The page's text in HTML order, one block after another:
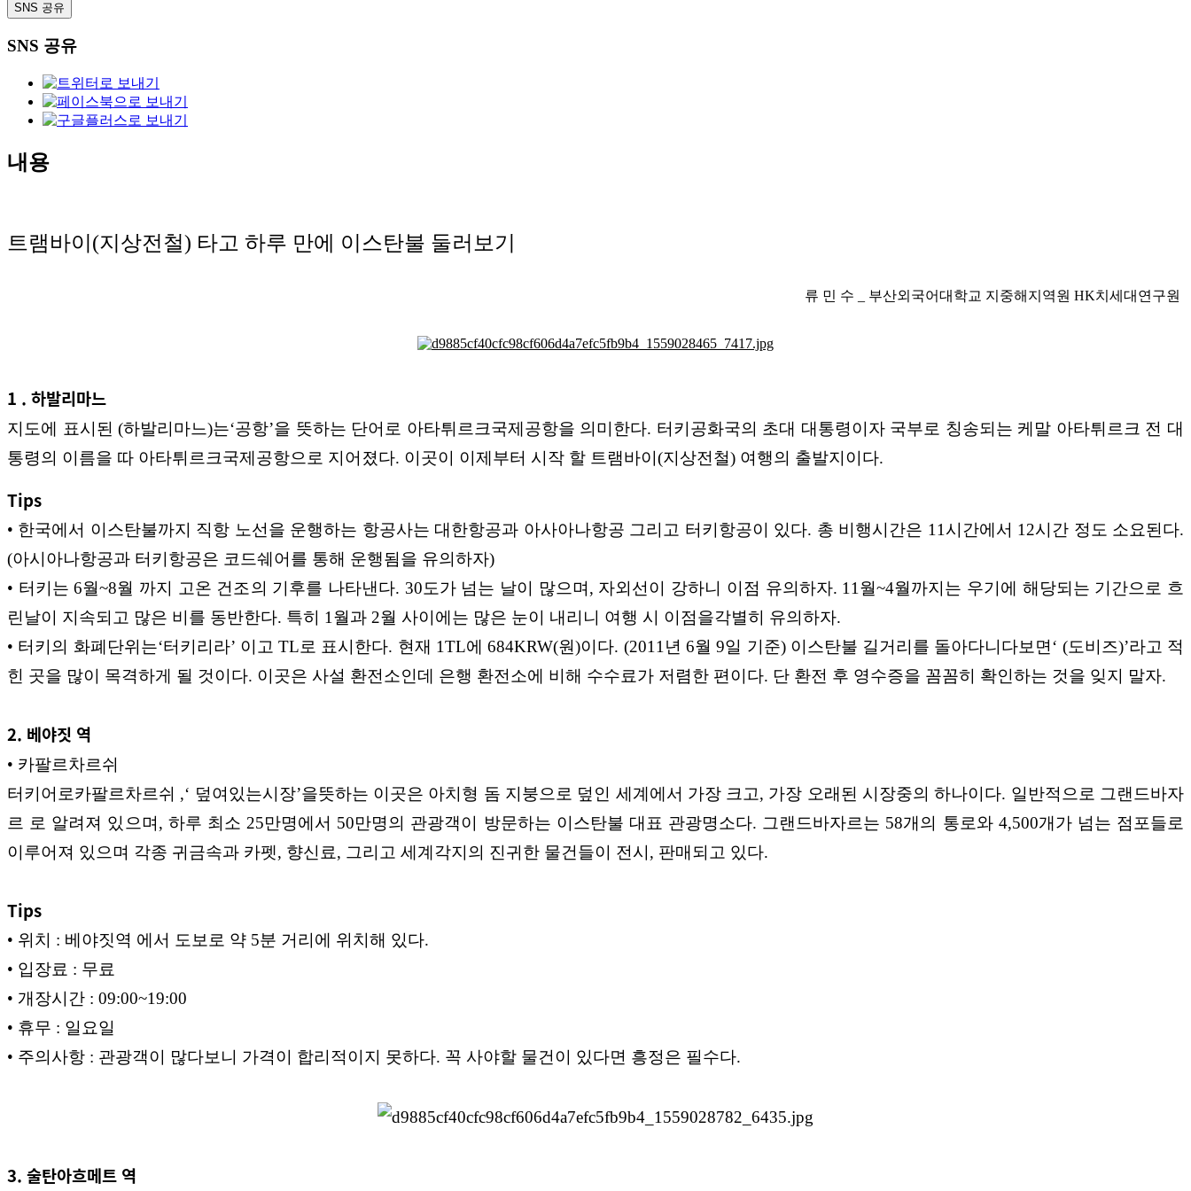
SNS 공유
SNS 공유
내용
트램바이(지상전철) 타고 하루 만에 이스탄불 둘러보기
류 민 수 _ 부산외국어대학교 지중해지역원 HK치세대연구원
1 . 하발리마느
지도에 표시된 (하발리마느)는‘공항’을 뜻하는 단어로 아타튀르크국제공항을 의미한다. 터키공화국의 초대 대통령이자 국부로 칭송되 는 케말 아타튀르크 전 대
통령의 이름을 따 아타튀르크국제 공항으로 지어졌다. 이곳이 이제부터 시작 할 트램바이(지상전철) 여행의 출발지이다.
Tips
• 한국에서 이스탄불까지 직항 노선을 운행하는 항공사는 대한항공과 아사아나항공 그리고 터키항공이 있다. 총 비행시간은 11시간에서 12시간 정도 소요된다.
(아시아나항공과 터키항공은 코드쉐 어를 통해 운행됨을 유의하자)
• 터키는 6월~8월 까지 고온 건조의 기후를 나타낸다. 30도가 넘는 날이 많으며, 자외선이 강하니 이점 유의하자. 11월~4월까지 는 우기에 해당되는 기간으로 흐
린날이 지속되고 많은 비를 동반한다. 특히 1월과 2월 사이에는 많은 눈이 내리니 여행 시 이점을각별히 유의하자.
• 터키의 화폐단위는‘터키리라’ 이고 TL로 표시한다. 현재 1TL에 684KRW(원)이다. (2011년 6월 9일 기준) 이스탄불 길거리를 돌아다니다보면‘ (도비즈)’라고 적
힌 곳을 많이 목격하게 될 것이다. 이곳은 사설 환전소인데 은행 환전소에 비 해 수수료가 저렴한 편이다. 단 환전 후 영수증을 꼼꼼히 확인하는 것을 잊지 말자.
2. 베야짓 역
• 카팔르차르쉬
터키어로카팔르차르쉬 ,‘ 덮여있는시장’을뜻하는 이곳은 아치형 돔 지붕으로 덮인 세계에서 가장 크 고, 가장 오래된 시장중의 하나이다. 일반적으로 그랜드바자
르 로 알려져 있으며, 하루 최소 25만명에서 50만명의 관광객이 방문하는 이스탄불 대표 관광명소다. 그 랜드바자르는 58개의 통로와 4,500개가 넘는 점포들로
이 루어져 있으며 각종 귀금속과 카펫, 향신료, 그리고 세계각지의 진귀한 물건들이 전시, 판매되고 있다.
Tips
• 위치 : 베야짓역 에서 도 보로 약 5분 거리에 위 치해 있다.
• 입장료 : 무료
• 개장시간 : 09:00~19:00
• 휴무 : 일요일
• 주의사항 : 관광객이 많다보니 가격이 합리적이지 못하다. 꼭 사야할 물건이 있다면 흥정은 필수다.
3. 술탄아흐메트 역